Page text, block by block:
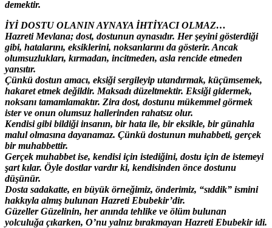
demektir.
İYİ DOSTU OLANIN AYNAYA İHTİYACI OLMAZ…
Hazreti Mevlana; dost, dostunun aynasıdır. Her şeyini gösterdiği
gibi, hatalarını, eksiklerini, noksanlarını da gösterir. Ancak
olumsuzlukları, kırmadan, incitmeden, asla rencide etmeden
yansıtır.
Çünkü dostun amacı, eksiği sergileyip utandırmak, küçümsemek,
hakaret etmek değildir. Maksadı düzeltmektir. Eksiği gidermek,
noksanı tamamlamaktır. Zira dost, dostunu mükemmel görmek
ister ve onun olumsuz hallerinden rahatsız olur.
Kendisi gibi bildiği insanın, bir hata ile, bir eksikle, bir günahla
malul olmasına dayanamaz. Çünkü dostunun muhabbeti, gerçek
bir muhabbettir.
Gerçek muhabbet ise, kendisi için istediğini, dostu için de istemeyi
şart kılar. Öyle dostlar vardır ki, kendisinden önce dostunu
düşünür.
Dosta sadakatte, en büyük örneğimiz, önderimiz, “sıddik” ismini
hakkıyla almış bulunan Hazreti Ebubekir’dir.
Güzeller Güzelinin, her anında tehlike ve ölüm bulunan
yolculuğa çıkarken, O’nu yalnız bırakmayan Hazreti Ebubekir idi.